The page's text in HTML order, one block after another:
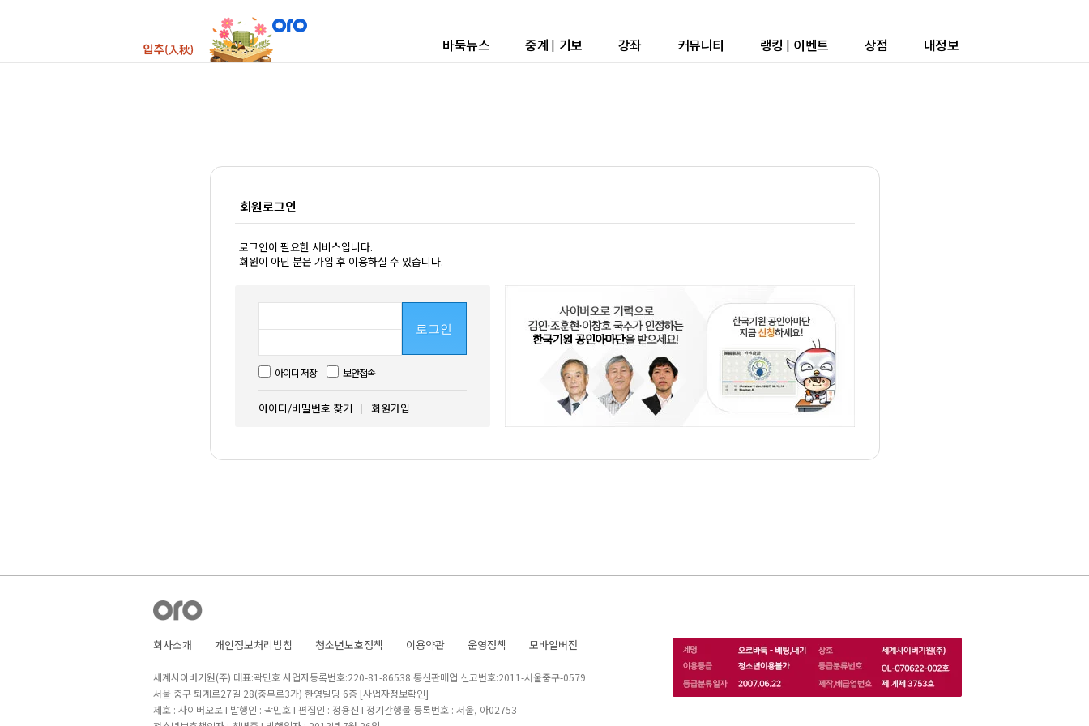
바둑뉴스 중계 | 기보 강좌 커뮤니티 랭킹 | 이벤트 상점 내정보
회원로그인
로그인이 필요한 서비스입니다.
회원이 아닌 분은 가입 후 이용하실 수 있습니다.
로그인
아이디 저장 보안접속
아이디/비밀번호 찾기 회원가입
회사소개 개인정보처리방침 청소년보호정책 이용약관 운영정책 모바일버전
세계사이버기원(주) 대표:곽민호 사업자등록번호:220-81-86538 통신판매업 신고번호:2011-서울중구-0579
서울 중구 퇴계로27길 28(충무로3가) 한영빌딩 6층 [사업자정보확인]
제호 : 사이버오로 I 발행인 : 곽민호 I 편집인 : 정용진 I 정기간행물 등록번호 : 서울, 아02753